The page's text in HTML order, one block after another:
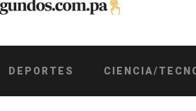
DEPORTES CIENCIA/